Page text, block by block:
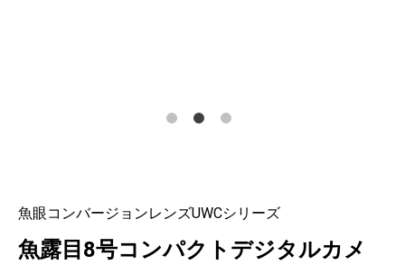
魚眼コンバージョンレンズUWCシリーズ
魚露目8号コンパクトデジタルカメ